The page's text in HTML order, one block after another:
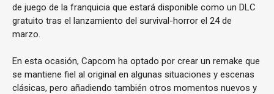
de juego de la franquicia que estará disponible como un DLC
gratuito tras el lanzamiento del survival-horror el 24 de
marzo.
En esta ocasión, Capcom ha optado por crear un remake que
se mantiene fiel al original en algunas situaciones y escenas
clásicas, pero añadiendo también otros momentos nuevos y